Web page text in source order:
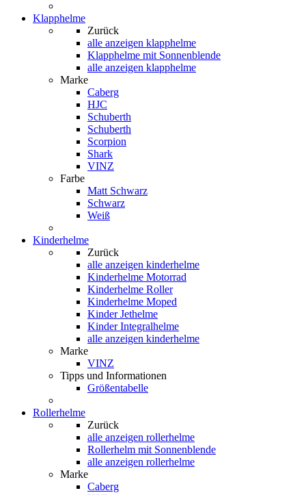
Klapphelme
Zurück
alle anzeigen klapphelme
Klapphelme mit Sonnenblende
alle anzeigen klapphelme
Marke
Caberg
HJC
Schuberth
Schuberth
Scorpion
Shark
VINZ
Farbe
Matt Schwarz
Schwarz
Weiß
Kinderhelme
Zurück
alle anzeigen kinderhelme
Kinderhelme Motorrad
Kinderhelme Roller
Kinderhelme Moped
Kinder Jethelme
Kinder Integralhelme
alle anzeigen kinderhelme
Marke
VINZ
Tipps und Informationen
Größentabelle
Rollerhelme
Zurück
alle anzeigen rollerhelme
Rollerhelm mit Sonnenblende
alle anzeigen rollerhelme
Marke
Caberg